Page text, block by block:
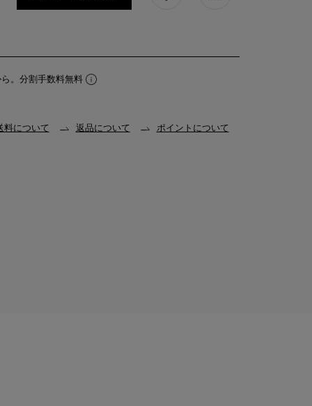
。分割手数料無料
料について 返品について ポイントについて